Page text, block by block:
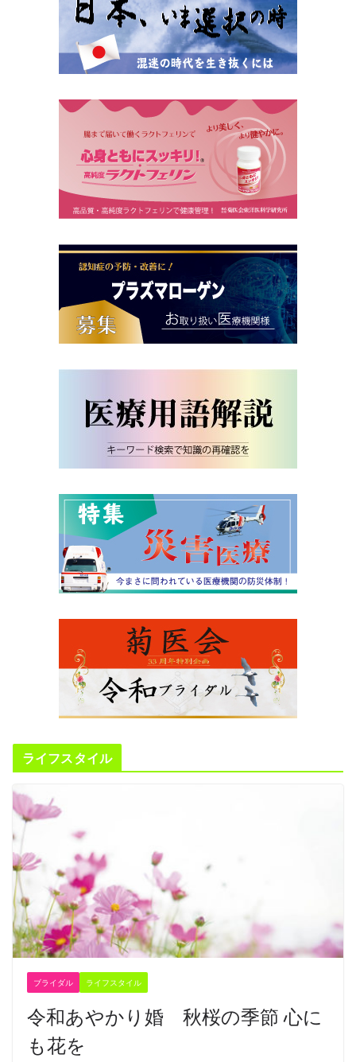
ライフスタイル
ブライダル ライフスタイル
令和あやかり婚 秋桜の季節 心に
も花を